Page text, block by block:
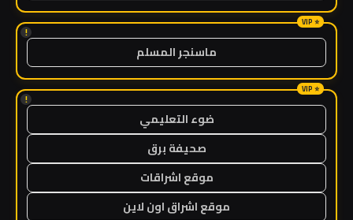
!
ماسنجر المسلم
!
ضوء التعليمي
صحيفة برق
موقع اشراقات
موقع اشراق اون لاين